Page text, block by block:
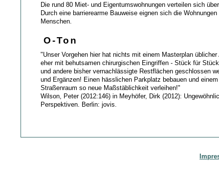
Die rund 80 Miet- und Eigentumswohnungen verteilen sich
Durch eine barrierearme Bauweise eignen sich die
Menschen.
O-Ton
"Unser Vorgehen hier hat nichts mit einem Masterplan
eher mit behutsamen chirurgischen Eingriffen - Stück für
und andere bisher vernachlässigte Restflächen geschlossen
und Ergänzen! Einen hässlichen Parkplatz bebauen und
Straßenraum so neue Maßstäblichkeit verleihen!"
Wilson, Peter (2012:146) in Meyhöfer, Dirk (2012):
Perspektiven. Berlin: jovis.